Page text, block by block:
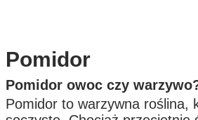
Pomidor
Pomidor owoc czy
Pomidor to warzywna roślina,